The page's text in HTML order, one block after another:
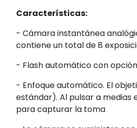
Características:
- Cámara instantánea
contiene un total de 8
- Flash automático con
- Enfoque automático. El
estándar). Al pulsar a medias
para capturar la toma